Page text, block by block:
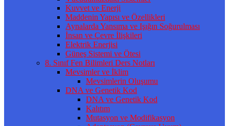
Kuvvet ve Enerji
Maddenin Yapısı ve Özellikleri
Aynalarda Yansıma ve Işığın Soğurulması
İnsan ve Çevre İlişkileri
Elektrik Enerjisi
Güneş Sistemi ve Ötesi
8. Sınıf Fen Bilimleri Ders Notları
Mevsimler ve İklim
Mevsimlerin Oluşumu
DNA ve Genetik Kod
DNA ve Genetik Kod
Kalıtım
Mutasyon ve Modifikasyon